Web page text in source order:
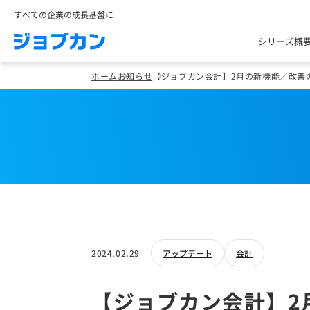
すべての企業の成長基盤に
シリーズ概
ホームお知らせ 【ジョブカン会計】2月の新機能／改善
2024.02.29 アップデート 会計
【ジョブカン会計】